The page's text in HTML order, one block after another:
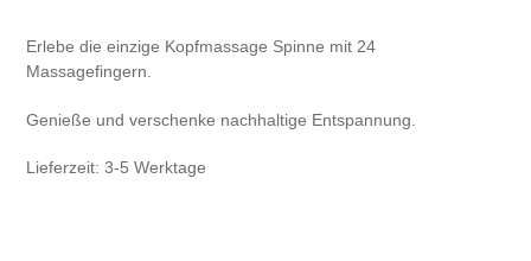
Warenkorb
Erlebe die einzige Kopfmassage Spinne mit 24
Massagefingern.
Genieße und verschenke nachhaltige Entspannung.
Lieferzeit: 3-5 Werktage